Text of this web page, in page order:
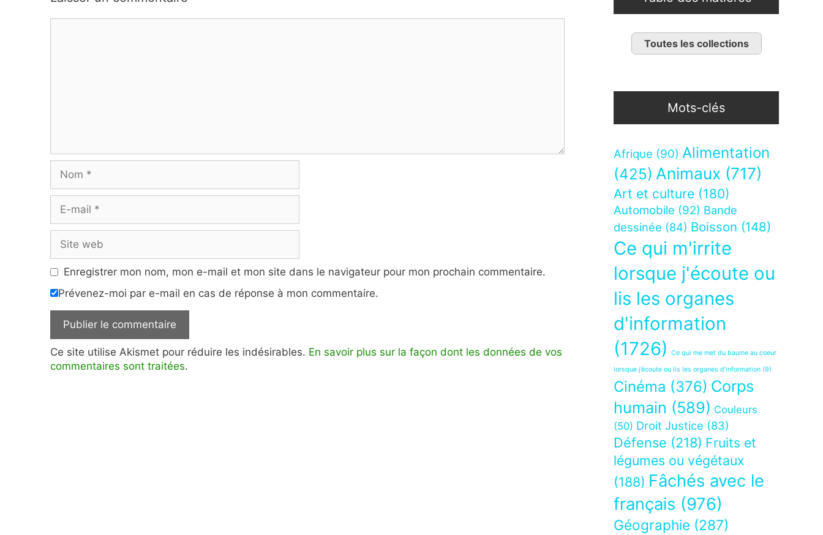
mail
web
Enregistrer mon nom, mon e-mail et mon site dans le navigateur pour mon prochain commentaire.
Prévenez-moi par e-mail en cas de réponse à mon commentaire.
Ce site utilise Akismet pour réduire les indésirables. En savoir plus sur la façon dont les données de vos
commentaires sont traitées.
Toutes les collections
Mots-clés
Afrique (90) Alimentation
(425) Animaux (717)
Art et culture (180)
Automobile (92) Bande
dessinée (84) Boisson (148)
Ce qui m'irrite
lorsque j'écoute ou
lis les organes
d'information
(1726)
Ce qui me met du baume au coeur
lorsque j’écoute ou lis les organes d’information (9)
Cinéma (376) Corps
humain (589) Couleurs
(50) Droit Justice (83)
Défense (218) Fruits et
légumes ou végétaux
(188) Fâchés avec le
français (976)
Géographie (287)